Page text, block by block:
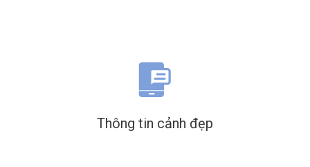
Thông tin cảnh đẹp